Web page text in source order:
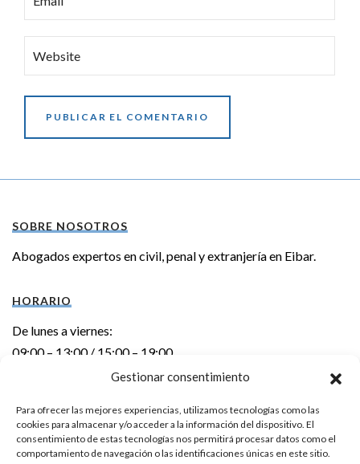
Gestionar consentimiento
Para ofrecer las mejores experiencias, utilizamos tecnologías como las
cookies para almacenar y/o acceder a la información del dispositivo. El
consentimiento de estas tecnologías nos permitirá procesar datos como el
comportamiento de navegación o las identificaciones únicas en este sitio.
SOBRE NOSOTROS
Abogados expertos en civil, penal y extranjería en Eibar.
HORARIO
De lunes a viernes:
09:00 – 13:00 / 15:00 – 19:00
Errebal kalea 6 – 1º izda.
20600 EIBAR (Gipuzkoa)